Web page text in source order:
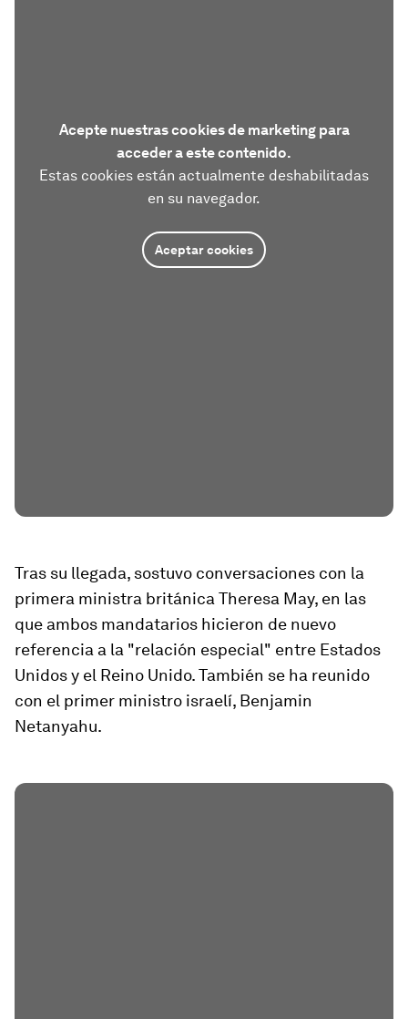
Acepte nuestras cookies de marketing para
acceder a este contenido.
Estas cookies están actualmente deshabilitadas
en su navegador.
Aceptar cookies
Tras su llegada, sostuvo conversaciones con la
primera ministra británica Theresa May, en las
que ambos mandatarios hicieron de nuevo
referencia a la "relación especial" entre Estados
Unidos y el Reino Unido. También se ha reunido
con el primer ministro israelí, Benjamin
Netanyahu.